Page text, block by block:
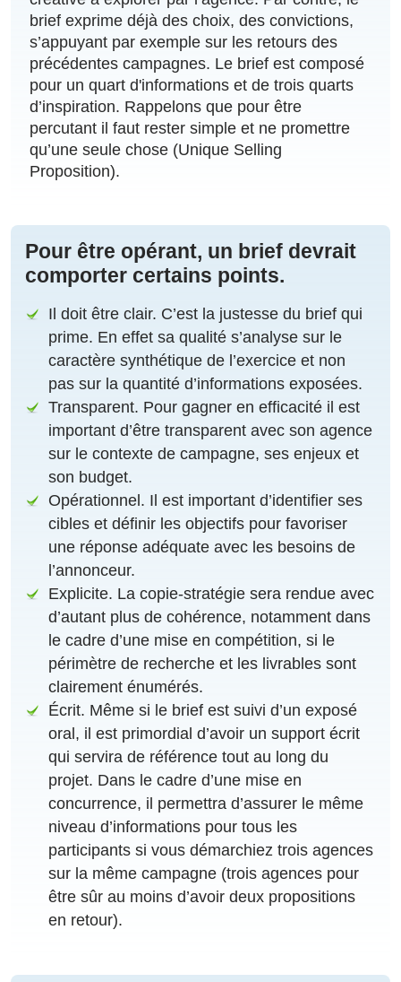
brief exprime déjà des choix, des convictions,
s’appuyant par exemple sur les retours des
précédentes campagnes. Le brief est composé
pour un quart d'informations et de trois quarts
d’inspiration. Rappelons que pour être
percutant il faut rester simple et ne promettre
qu’une seule chose (Unique Selling
Proposition).
Pour être opérant, un brief devrait
comporter certains points.
Il doit être clair. C’est la justesse du brief qui
prime. En effet sa qualité s’analyse sur le
caractère synthétique de l’exercice et non
pas sur la quantité d’informations exposées.
Transparent. Pour gagner en efficacité il est
important d’être transparent avec son agence
sur le contexte de campagne, ses enjeux et
son budget.
Opérationnel. Il est important d’identifier ses
cibles et définir les objectifs pour favoriser
une réponse adéquate avec les besoins de
l’annonceur.
Explicite. La copie-stratégie sera rendue avec
d’autant plus de cohérence, notamment dans
le cadre d’une mise en compétition, si le
périmètre de recherche et les livrables sont
clairement énumérés.
Écrit. Même si le brief est suivi d’un exposé
oral, il est primordial d’avoir un support écrit
qui servira de référence tout au long du
projet. Dans le cadre d’une mise en
concurrence, il permettra d’assurer le même
niveau d’informations pour tous les
participants si vous démarchiez trois agences
sur la même campagne (trois agences pour
être sûr au moins d’avoir deux propositions
en retour).